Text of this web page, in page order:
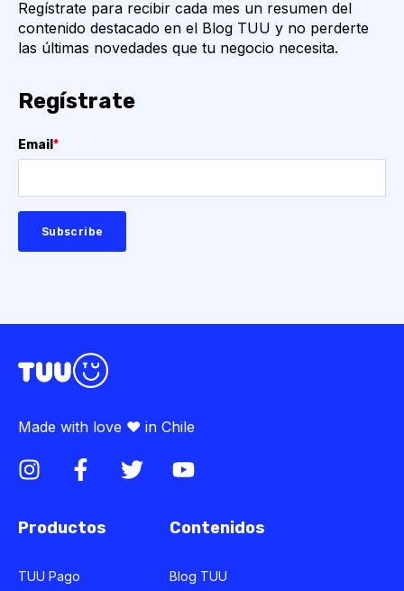
Regístrate para recibir cada mes un resumen del
contenido destacado en el Blog TUU y no perderte
las últimas novedades que tu negocio necesita.
Regístrate
Email*
Made with love ♥ in Chile
Productos
TUU Pago
Contenidos
Blog TUU